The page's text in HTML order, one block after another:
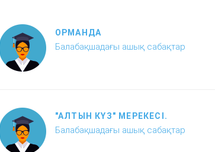
ОРМАНДА
Балабақшадағы ашық сабақтар
"АЛТЫН КҮЗ" МЕРЕКЕСІ.
Балабақшадағы ашық сабақтар